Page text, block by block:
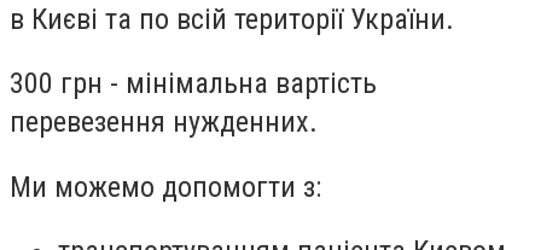
в Києві та по всій території України.
300 грн - мінімальна вартість
перевезення нужденних.
Ми можемо допомогти з: